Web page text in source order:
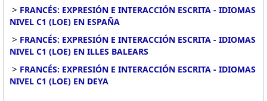
> FRANCÉS: EXPRESIÓN E INTERACCIÓN ESCRITA - IDIOMAS
NIVEL C1 (LOE) EN ESPAÑA
> FRANCÉS: EXPRESIÓN E INTERACCIÓN ESCRITA - IDIOMAS
NIVEL C1 (LOE) EN ILLES BALEARS
> FRANCÉS: EXPRESIÓN E INTERACCIÓN ESCRITA - IDIOMAS
NIVEL C1 (LOE) EN DEYA